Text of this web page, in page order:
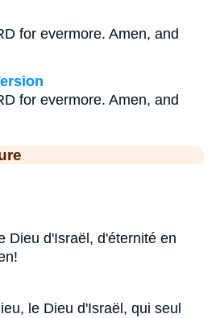
for evermore. Amen, and
for evermore. Amen, and
Dieu d'Israël, d'éternité en
le Dieu d'Israël, qui seul